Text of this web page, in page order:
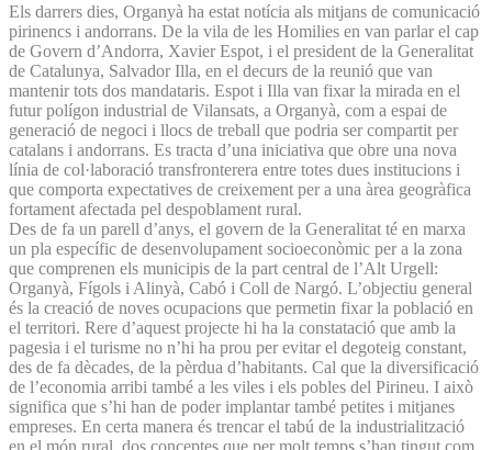
Els darrers dies, Organyà ha estat notícia als mitjans de comunicació
pirinencs i andorrans. De la vila de les Homilies en van parlar el cap
de Govern d’Andorra, Xavier Espot, i el president de la Generalitat
de Catalunya, Salvador Illa, en el decurs de la reunió que van
mantenir tots dos mandataris. Espot i Illa van fixar la mirada en el
futur polígon industrial de Vilansats, a Organyà, com a espai de
generació de negoci i llocs de treball que podria ser compartit per
catalans i andorrans. Es tracta d’una iniciativa que obre una nova
línia de col·laboració transfronterera entre totes dues institucions i
que comporta expectatives de creixement per a una àrea geogràfica
fortament afectada pel despoblament rural.
Des de fa un parell d’anys, el govern de la Generalitat té en marxa
un pla específic de desenvolupament socioeconòmic per a la zona
que comprenen els municipis de la part central de l’Alt Urgell:
Organyà, Fígols i Alinyà, Cabó i Coll de Nargó. L’objectiu general
és la creació de noves ocupacions que permetin fixar la població en
el territori. Rere d’aquest projecte hi ha la constatació que amb la
pagesia i el turisme no n’hi ha prou per evitar el degoteig constant,
des de fa dècades, de la pèrdua d’habitants. Cal que la diversificació
de l’economia arribi també a les viles i els pobles del Pirineu. I això
significa que s’hi han de poder implantar també petites i mitjanes
empreses. En certa manera és trencar el tabú de la industrialització
en el món rural, dos conceptes que per molt temps s’han tingut com